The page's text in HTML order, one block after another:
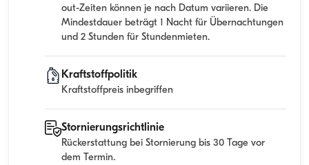
out-Zeiten können je nach Datum variieren. Die
Mindestdauer beträgt 1 Nacht für Übernachtungen
und 2 Stunden für Stundenmieten.
Kraftstoffpolitik
Kraftstoffpreis inbegriffen
Stornierungsrichtlinie
Rückerstattung bei Stornierung bis 30 Tage vor
dem Termin.